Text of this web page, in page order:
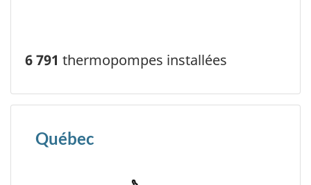
6 791 thermopompes installées
Québec